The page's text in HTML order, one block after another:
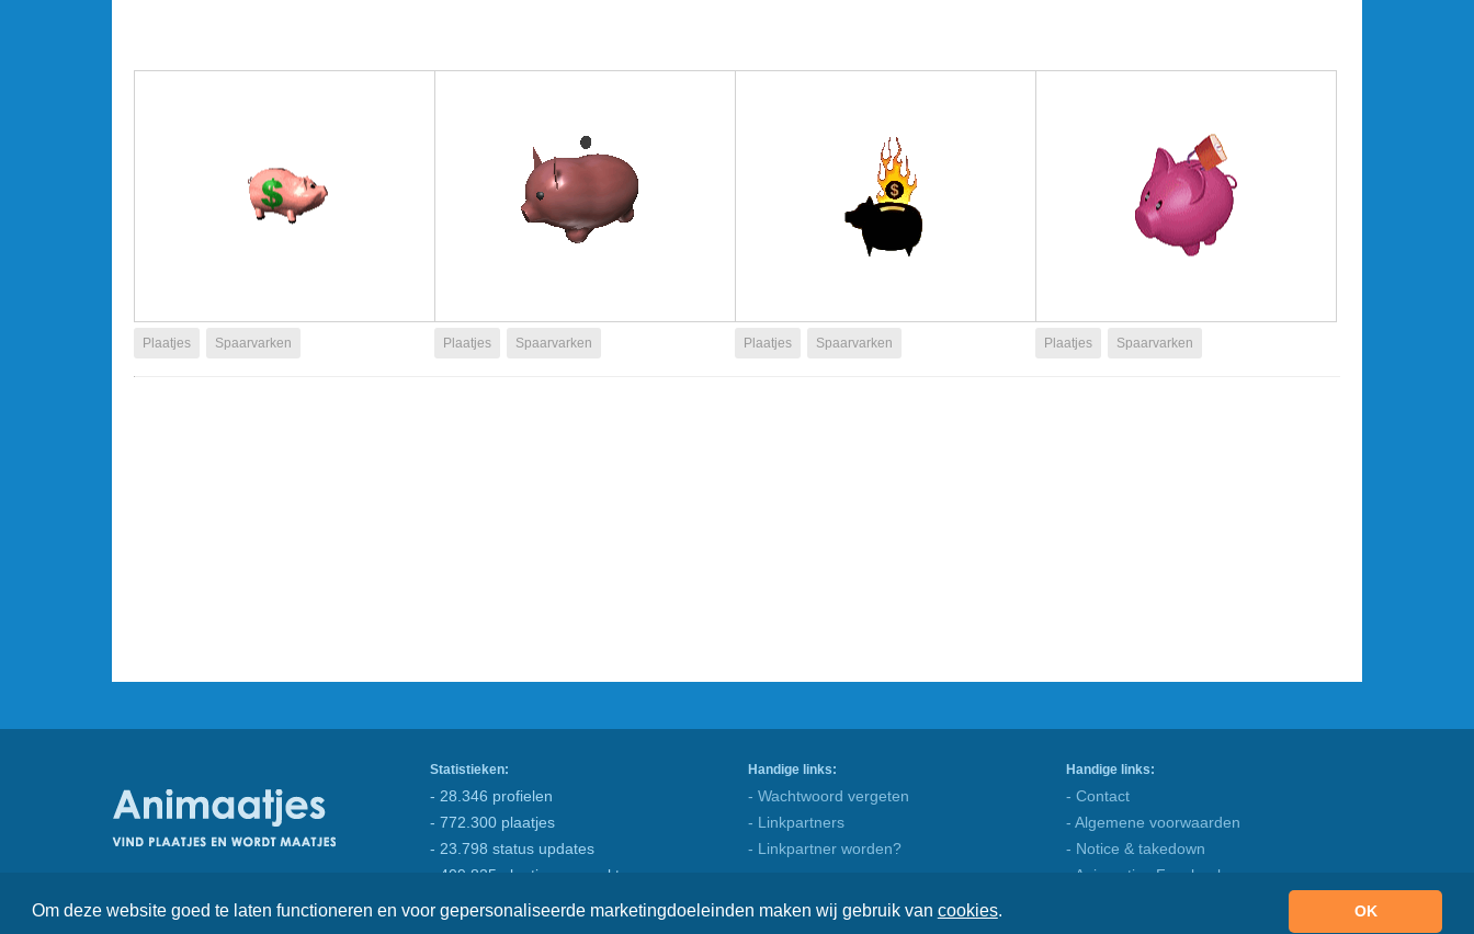
Om deze website goed te laten functioneren en voor gepersonaliseerde marketingdoeleinden maken wij gebruik van cookies. OK
Plaatjes Spaarvarken Plaatjes Spaarvarken Plaatjes Spaarvarken Plaatjes Spaarvarken
Statistieken:
- 28.346 profielen
- 772.300 plaatjes
- 23.798 status updates
- 409.825 plaatjes gemaakt
Handige links:
- Wachtwoord vergeten
- Linkpartners
- Linkpartner worden?
Handige links:
- Contact
- Algemene voorwaarden
- Notice & takedown
- Animaatjes Facebook